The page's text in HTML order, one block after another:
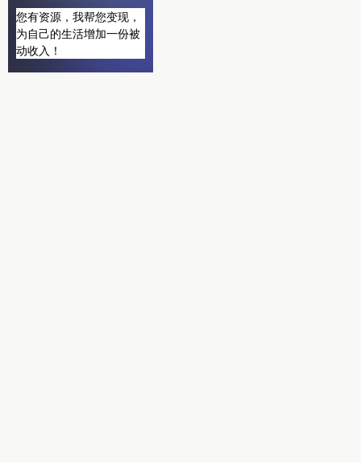
您有资源，我帮您变现，
为自己的生活增加一份被
动收入！